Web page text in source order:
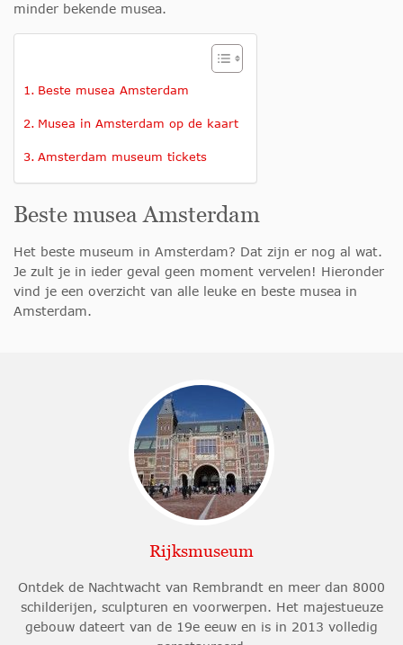
minder bekende musea.
Beste musea Amsterdam
Musea in Amsterdam op de kaart
Amsterdam museum tickets
Beste musea Amsterdam
Het beste museum in Amsterdam? Dat zijn er nog al wat.
Je zult je in ieder geval geen moment vervelen! Hieronder
vind je een overzicht van alle leuke en beste musea in
Amsterdam.
Rijksmuseum
Ontdek de Nachtwacht van Rembrandt en meer dan 8000
schilderijen, sculpturen en voorwerpen. Het majestueuze
gebouw dateert van de 19e eeuw en is in 2013 volledig